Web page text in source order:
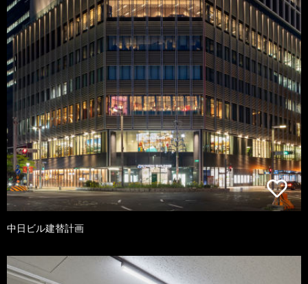
中日ビル建替計画